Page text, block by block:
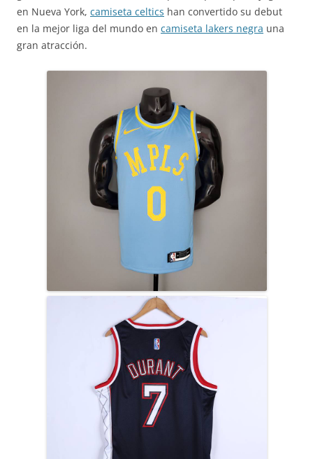
en Nueva York, camiseta celtics han convertido su debut
en la mejor liga del mundo en camiseta lakers negra una
gran atracción.